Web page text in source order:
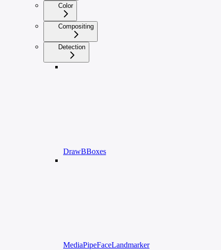
Color
Compositing
Detection
DrawBBoxes
MediaPipeFaceLandmarker